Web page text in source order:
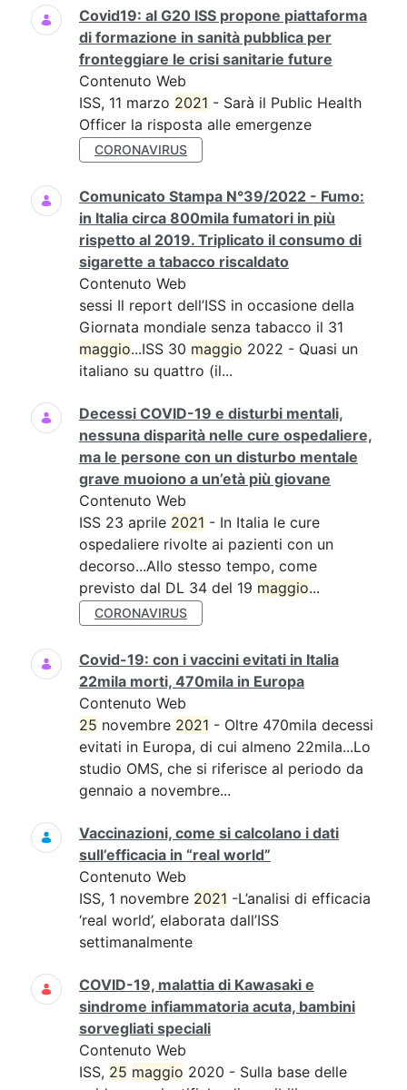
Covid19: al G20 ISS propone piattaforma
di formazione in sanità pubblica per
fronteggiare le crisi sanitarie future
Contenuto Web
ISS, 11 marzo 2021 - Sarà il Public Health
Officer la risposta alle emergenze
CORONAVIRUS
Comunicato Stampa N°39/2022 - Fumo:
in Italia circa 800mila fumatori in più
rispetto al 2019. Triplicato il consumo di
sigarette a tabacco riscaldato
Contenuto Web
sessi Il report dell’ISS in occasione della
Giornata mondiale senza tabacco il 31
maggio...ISS 30 maggio 2022 - Quasi un
italiano su quattro (il...
Decessi COVID-19 e disturbi mentali,
nessuna disparità nelle cure ospedaliere,
ma le persone con un disturbo mentale
grave muoiono a un’età più giovane
Contenuto Web
ISS 23 aprile 2021 - In Italia le cure
ospedaliere rivolte ai pazienti con un
decorso...Allo stesso tempo, come
previsto dal DL 34 del 19 maggio...
CORONAVIRUS
Covid-19: con i vaccini evitati in Italia
22mila morti, 470mila in Europa
Contenuto Web
25 novembre 2021 - Oltre 470mila decessi
evitati in Europa, di cui almeno 22mila...Lo
studio OMS, che si riferisce al periodo da
gennaio a novembre...
Vaccinazioni, come si calcolano i dati
sull’efficacia in “real world”
Contenuto Web
ISS, 1 novembre 2021 -L’analisi di efficacia
‘real world’, elaborata dall’ISS
settimanalmente
COVID-19, malattia di Kawasaki e
sindrome infiammatoria acuta, bambini
sorvegliati speciali
Contenuto Web
ISS, 25 maggio 2020 - Sulla base delle